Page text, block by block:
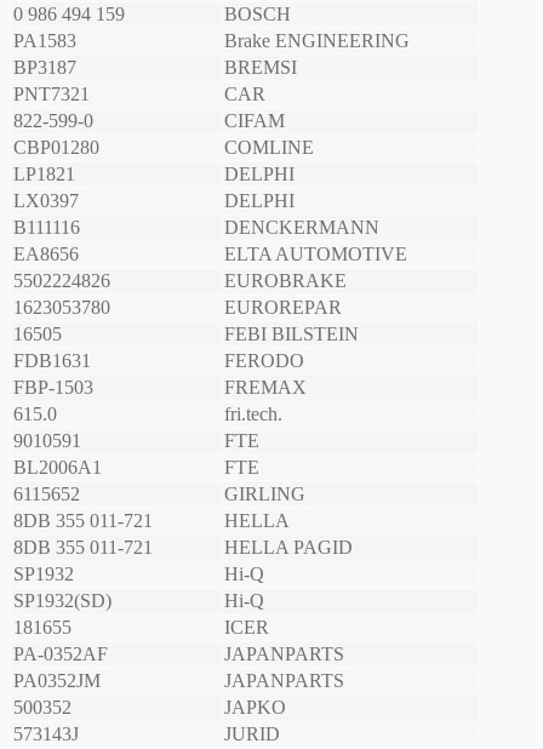
0 986 494 159
BOSCH
PA1583
Brake ENGINEERING
BP3187
BREMSI
PNT7321
CAR
822-599-0
CIFAM
CBP01280
COMLINE
LP1821
DELPHI
LX0397
DELPHI
B111116
DENCKERMANN
EA8656
ELTA AUTOMOTIVE
5502224826
EUROBRAKE
1623053780
EUROREPAR
16505
FEBI BILSTEIN
FDB1631
FERODO
FBP-1503
FREMAX
615.0
fri.tech.
9010591
FTE
BL2006A1
FTE
6115652
GIRLING
8DB 355 011-721
HELLA
8DB 355 011-721
HELLA PAGID
SP1932
Hi-Q
SP1932(SD)
Hi-Q
181655
ICER
PA-0352AF
JAPANPARTS
PA0352JM
JAPANPARTS
500352
JAPKO
573143J
JURID